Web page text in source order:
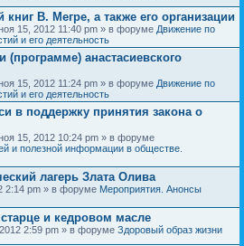
книг В. Мегре, а также его организации
15, 2012 11:40 pm » в форуме Движение по
и его деятельность
анастасиевского
15, 2012 11:24 pm » в форуме Движение по
и его деятельность
в поддержку принятия закона о
15, 2012 10:24 pm » в форуме
и полезной информации в обществе.
лагерь Злата Олива
2:14 pm » в форуме Мероприятия. Анонсы
и кедровом масле
2:59 pm » в форуме Здоровый образ жизни